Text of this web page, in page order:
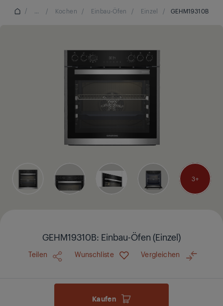
/ ... / Kochen / Einbau-Öfen / Einzel / GEHM19310B
3
GEHM19310B: Einbau-Öfen (Einzel)
Teilen Wunschliste Vergleichen
Kaufen